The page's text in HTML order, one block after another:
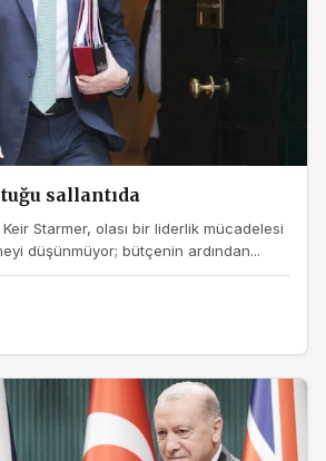
sallantıda
Starmer, olası bir liderlik mücadelesi
düşünmüyor; bütçenin ardından...